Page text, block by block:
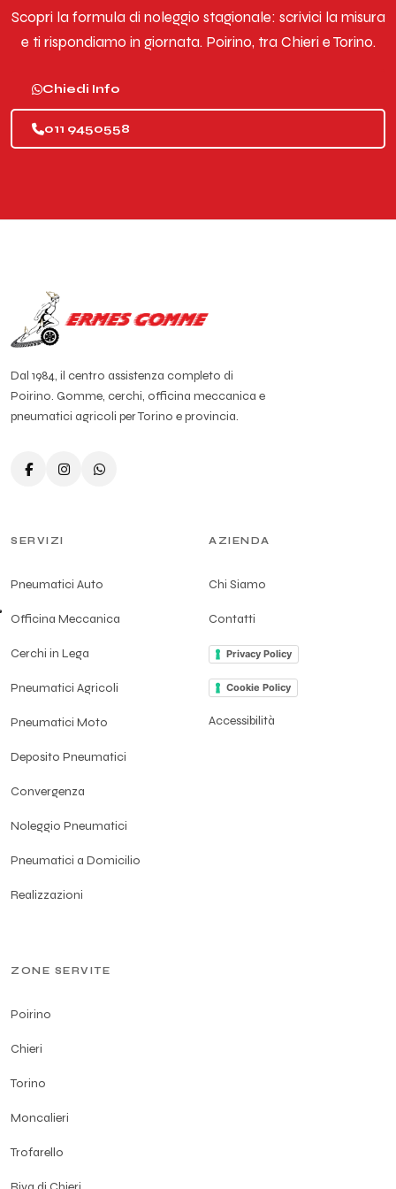
Scopri la formula di noleggio stagionale: scrivici la misura
e ti rispondiamo in giornata. Poirino, tra Chieri e Torino.
Chiedi Info
011 9450558
Dal 1984, il centro assistenza completo di
Poirino. Gomme, cerchi, officina meccanica e
pneumatici agricoli per Torino e provincia.
SERVIZI
Pneumatici Auto
Officina Meccanica
Cerchi in Lega
Pneumatici Agricoli
Pneumatici Moto
Deposito Pneumatici
Convergenza
Noleggio Pneumatici
Pneumatici a Domicilio
Realizzazioni
AZIENDA
Chi Siamo
Contatti
Privacy Policy
Cookie Policy
Accessibilità
ZONE SERVITE
Poirino
Chieri
Torino
Moncalieri
Trofarello